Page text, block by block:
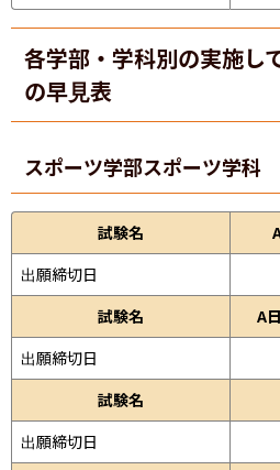
各学部・学科別の実施し
の早見表
スポーツ学部スポーツ学科
試験名
出願締切日
試験名
A
出願締切日
試験名
出願締切日